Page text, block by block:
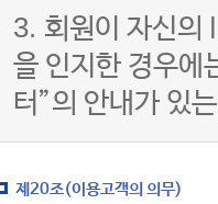
3. 회원이 자신의
을 인지한 경우에
터”의 안내가 있
제20조(이용고객의 의무)